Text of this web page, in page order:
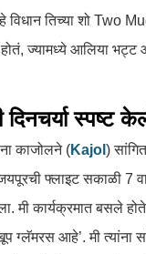
विधान तिच्या शो Two
ज्यामध्ये आलिया
स्पष्ट
काजोलने (Kajol )
फ्लाइट सकाळी 7
मी कार्यक्रमात बसले
ग्लॅमरस आहे’. मी त्यांना